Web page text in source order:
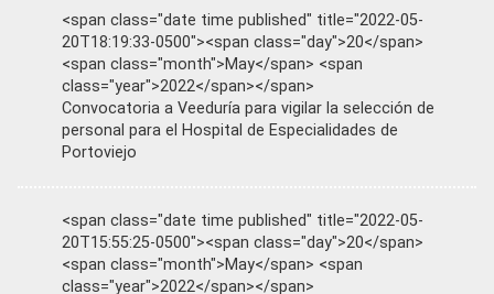
<span class="date time published" title="2022-05-
20T18:19:33-0500"><span class="day">20</span>
<span class="month">May</span> <span
class="year">2022</span></span>
Convocatoria a Veeduría para vigilar la selección de
personal para el Hospital de Especialidades de
Portoviejo
<span class="date time published" title="2022-05-
20T15:55:25-0500"><span class="day">20</span>
<span class="month">May</span> <span
class="year">2022</span></span>